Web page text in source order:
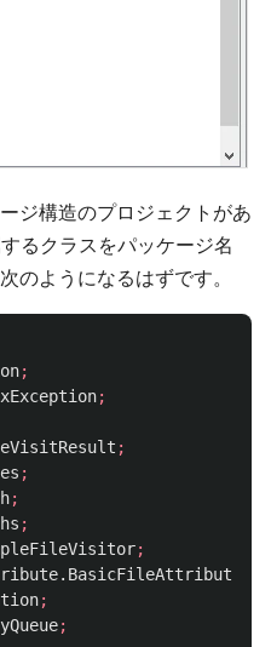
ジ構造のプロジェクトがあ
るクラスをパッケージ名
のようになるはずです。
;
;
;
;
;
;
;
;
;